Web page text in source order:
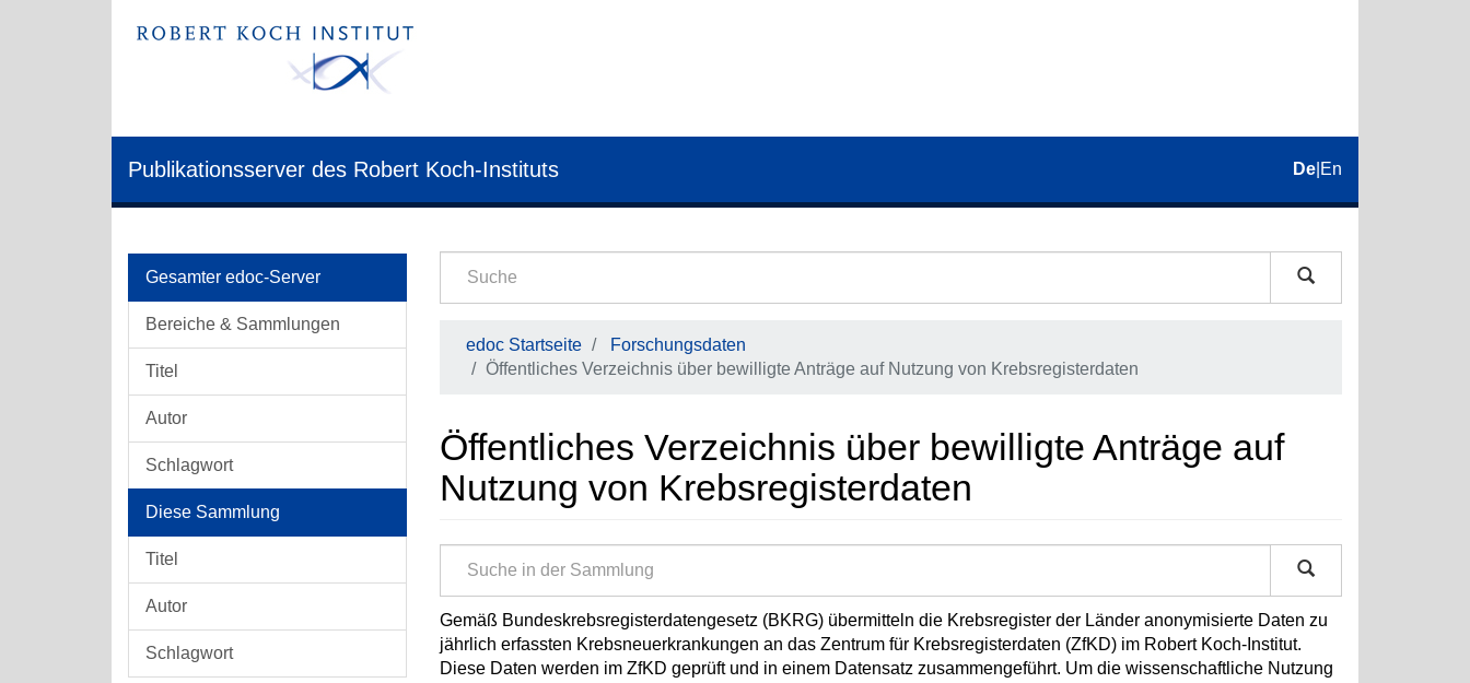
Publikationsserver des Robert Koch-Instituts De En
Gesamter edoc-Server
Bereiche & Sammlungen
Titel
Autor
Schlagwort
Diese Sammlung
Titel
Autor
Schlagwort
edoc Startseite
Forschungsdaten
Öffentliches Verzeichnis über bewilligte Anträge auf Nutzung von Krebsregisterdaten
Öffentliches Verzeichnis über bewilligte Anträge auf
Nutzung von Krebsregisterdaten
Gemäß Bundeskrebsregisterdatengesetz (BKRG) übermitteln die Krebsregister der Länder anonymisierte Daten zu
jährlich erfassten Krebsneuerkrankungen an das Zentrum für Krebsregisterdaten (ZfKD) im Robert Koch-Institut.
Diese Daten werden im ZfKD geprüft und in einem Datensatz zusammengeführt. Um die wissenschaftliche Nutzung